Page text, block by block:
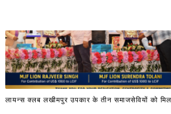
लायन्स क्लब लखीमपुर उपकार के तीन समाजसेवियों को